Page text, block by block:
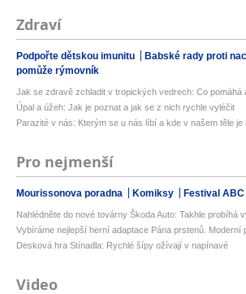
Zdraví
Podpořte dětskou imunitu Babské rady proti
pomůže rýmovník
Jak se zdravě zchladit v tropických vedrech: Co pomáhá
Úpal a úžeh: Jak je poznat a jak se z nich rychle vyléčit
Parazité v nás: Kterým se u nás líbí a kde v našem těle je
Pro nejmenší
Mourissonova poradna Komiksy Festival ABC
Nahlédněte do nové továrny Škoda Auto: Takhle probíhá
Vybíráme nejlepší herní adaptace Pána prstenů. Moderní
Desková hra Stínadla: Rychlé šípy ožívají v napínavé
Video